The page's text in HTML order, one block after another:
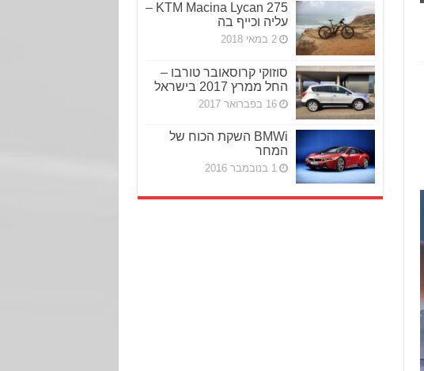
KTM Macina Lycan 275 –
עליה וכייף בה
2 במאי 2018
סוזוקי קרוסאובר טורבו –
החל ממרץ 2017 בישראל
16 בפברואר 2017
BMWi השקת הכוח של
המחר
1 בנובמבר 2016